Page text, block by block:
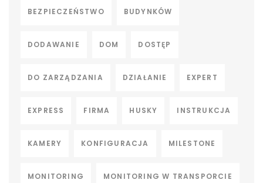
BEZPIECZEŃSTWO BUDYNKÓW
DODAWANIE DOM DOSTĘP
DO ZARZĄDZANIA DZIAŁANIE EXPERT
EXPRESS FIRMA HUSKY INSTRUKCJA
KAMERY KONFIGURACJA MILESTONE
MONITORING MONITORING W TRANSPORCIE